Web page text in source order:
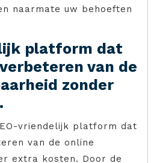
naarmate uw behoeften
platform dat
van de
zonder
vriendelijk platform dat
van de online
extra kosten. Door de